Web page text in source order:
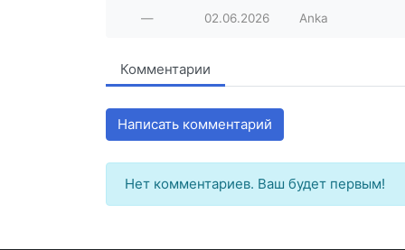
— 02.06.2026 Anka
Комментарии
Написать комментарий
Нет комментариев. Ваш будет первым!